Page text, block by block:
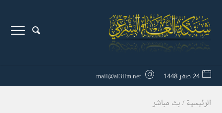
24 صفر 1448 mail@al3ilm.net
الرئيسية/بث مباشر